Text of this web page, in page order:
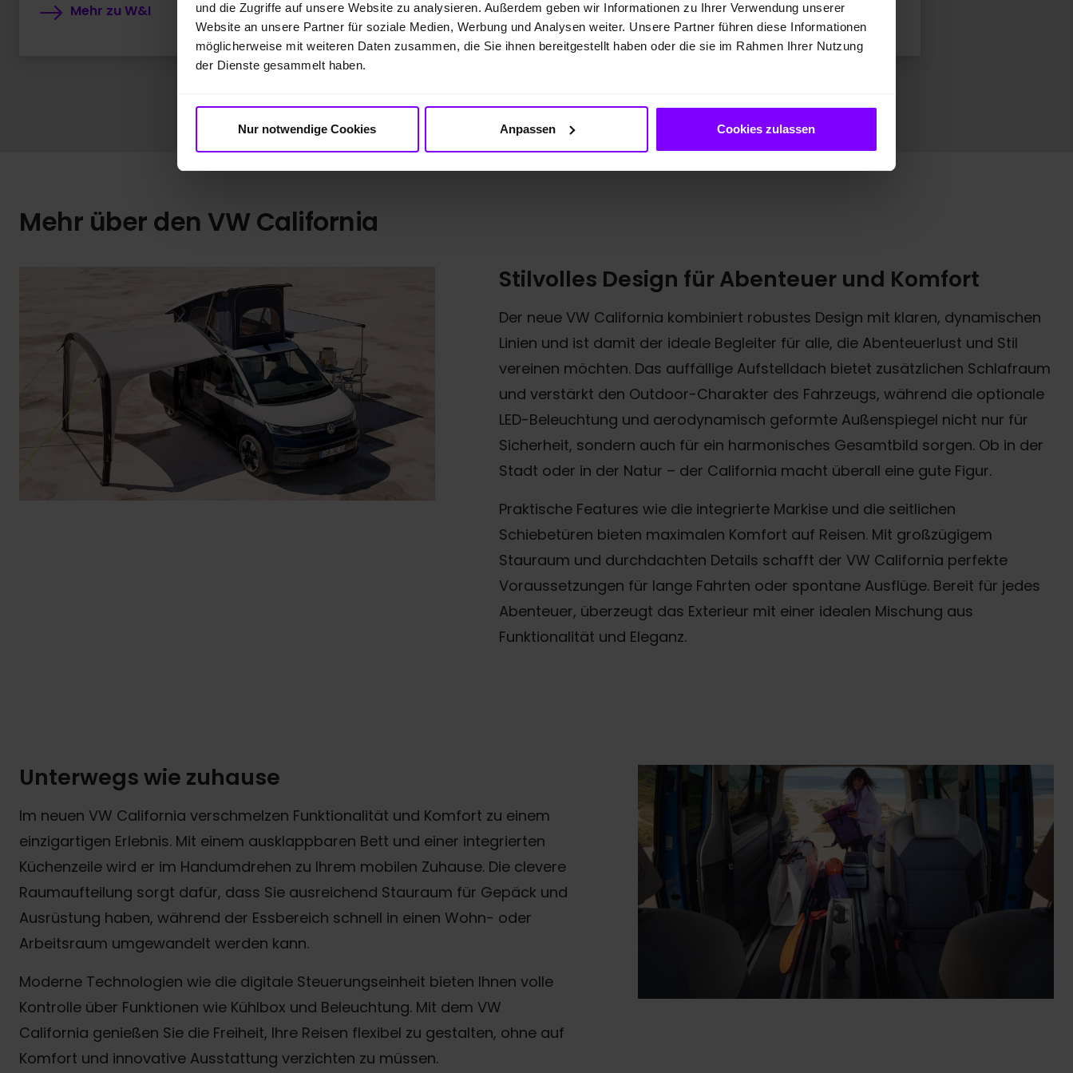
und die Zugriffe auf unsere Website zu analysieren. Außerdem geben wir Informationen zu Ihrer Verwendung unserer
Website an unsere Partner für soziale Medien, Werbung und Analysen weiter. Unsere Partner führen diese Informationen
möglicherweise mit weiteren Daten zusammen, die Sie ihnen bereitgestellt haben oder die sie im Rahmen Ihrer Nutzung
der Dienste gesammelt haben.
Nur notwendige Cookies Anpassen Cookies zulassen
Mehr zu W&I
Zum Produktfinder
Mehr über den VW California
Stilvolles Design für Abenteuer und Komfort
Der neue VW California kombiniert robustes Design mit klaren, dynamischen
Linien und ist damit der ideale Begleiter für alle, die Abenteuerlust und Stil
vereinen möchten. Das auffällige Aufstelldach bietet zusätzlichen Schlafraum
und verstärkt den Outdoor-Charakter des Fahrzeugs, während die optionale
LED-Beleuchtung und aerodynamisch geformte Außenspiegel nicht nur für
Sicherheit, sondern auch für ein harmonisches Gesamtbild sorgen. Ob in der
Stadt oder in der Natur – der California macht überall eine gute Figur.
Praktische Features wie die integrierte Markise und die seitlichen
Schiebetüren bieten maximalen Komfort auf Reisen. Mit großzügigem
Stauraum und durchdachten Details schafft der VW California perfekte
Voraussetzungen für lange Fahrten oder spontane Ausflüge. Bereit für jedes
Abenteuer, überzeugt das Exterieur mit einer idealen Mischung aus
Funktionalität und Eleganz.
Unterwegs wie zuhause
Im neuen VW California verschmelzen Funktionalität und Komfort zu einem
einzigartigen Erlebnis. Mit einem ausklappbaren Bett und einer integrierten
Küchenzeile wird er im Handumdrehen zu Ihrem mobilen Zuhause. Die clevere
Raumaufteilung sorgt dafür, dass Sie ausreichend Stauraum für Gepäck und
Ausrüstung haben, während der Essbereich schnell in einen Wohn- oder
Arbeitsraum umgewandelt werden kann.
Moderne Technologien wie die digitale Steuerungseinheit bieten Ihnen volle
Kontrolle über Funktionen wie Kühlbox und Beleuchtung. Mit dem VW
California genießen Sie die Freiheit, Ihre Reisen flexibel zu gestalten, ohne auf
Komfort und innovative Ausstattung verzichten zu müssen.